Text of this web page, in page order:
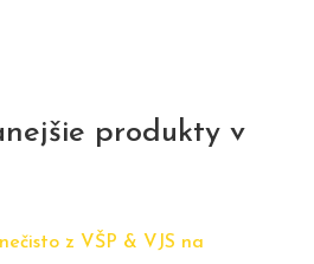
produkty v
z VŠP & VJS na